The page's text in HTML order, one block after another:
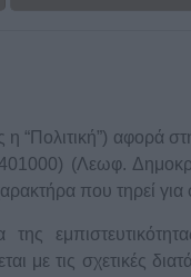
η “Πολιτική”)
(Λεωφ.
που τηρεί
με τις σχετικές